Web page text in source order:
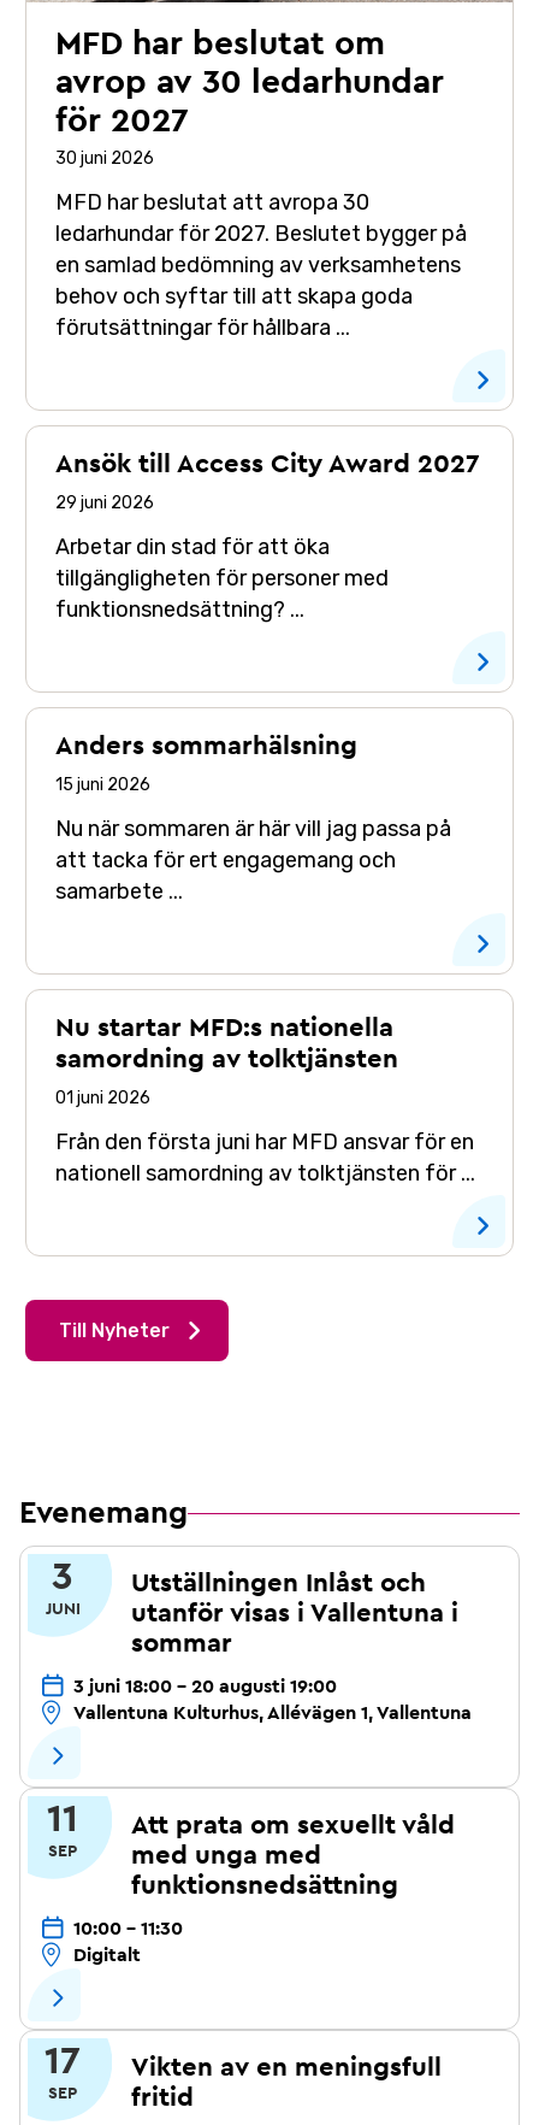
MFD har beslutat om
avrop av 30 ledarhundar
för 2027
30 juni 2026
MFD har beslutat att avropa 30
ledarhundar för 2027. Beslutet bygger på
en samlad bedömning av verksamhetens
behov och syftar till att skapa goda
förutsättningar för hållbara ...
Ansök till Access City Award 2027
29 juni 2026
Arbetar din stad för att öka
tillgängligheten för personer med
funktionsnedsättning? ...
Anders sommarhälsning
15 juni 2026
Nu när sommaren är här vill jag passa på
att tacka för ert engagemang och
samarbete ...
Nu startar MFD:s nationella
samordning av tolktjänsten
01 juni 2026
Från den första juni har MFD ansvar för en
nationell samordning av tolktjänsten för ...
Till Nyheter
Evenemang
3
JUNI
Utställningen Inlåst och
utanför visas i Vallentuna i
sommar
3 juni 18:00 - 20 augusti 19:00
Vallentuna Kulturhus, Allévägen 1, Vallentuna
11
SEP
Att prata om sexuellt våld
med unga med
funktionsnedsättning
10:00 - 11:30
Digitalt
17
SEP
Vikten av en meningsfull
fritid